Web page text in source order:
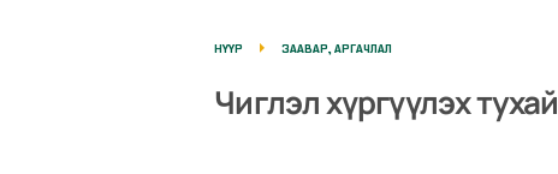
НҮҮР ЗААВАР, АРГАЧЛАЛ
Чиглэл хүргүүлэх